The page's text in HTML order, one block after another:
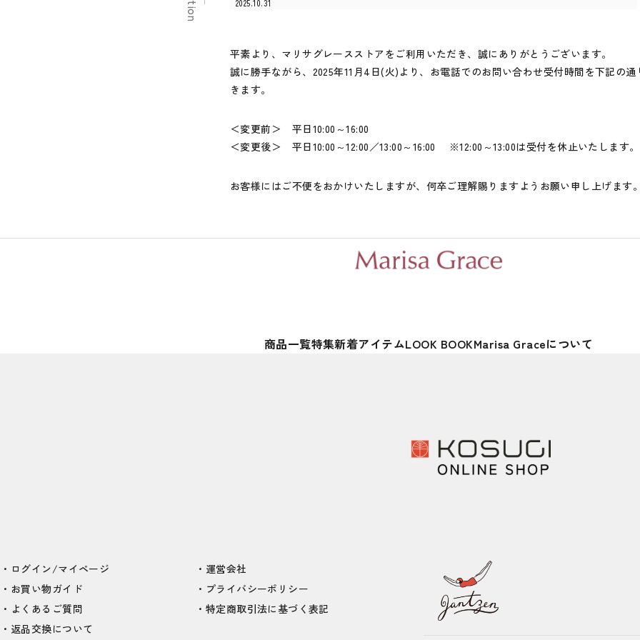
2025.10.31
平素より、マリサグレースストアをご利用いただき、誠にありがとうございます。
誠に勝手ながら、2025年11月4日(火)より、お電話でのお問い合わせ受付時間を下記の
きます。
＜変更前＞ 平日10:00～16:00
＜変更後＞ 平日10:00～12:00／13:00～16:00 ※12:00～13:00は受付を休止いたします。
お客様にはご不便をおかけいたしますが、何卒ご理解賜りますようお願い申し上げます。
商品一覧特集新着アイテムLOOK BOOKMarisa Graceについて
ログイン/マイページ
お買い物ガイド
よくあるご質問
返品交換について
運営会社
プライバシーポリシー
特定商取引法に基づく表記